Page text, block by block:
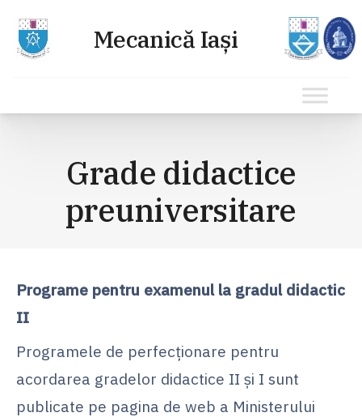
Grade didactice
preuniversitare
Programe pentru examenul la gradul didactic
II
Programele de perfecționare pentru
acordarea gradelor didactice II și I sunt
publicate pe pagina de web a Ministerului